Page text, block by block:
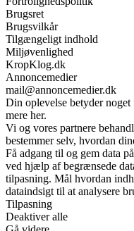
Brugsret
Brugsvilkår
Tilgængeligt indhold
Miljøvenlighed
KropKlog.dk
Annoncemedier
mail@annoncemedier.dk
Din oplevelse betyder
mere her.
Vi og vores partnere
bestemmer selv, hvordan
Få adgang til og gem data
ved hjælp af begrænsede
tilpasning. Mål hvordan
dataindsigt til at analysere
Tilpasning
Deaktiver alle